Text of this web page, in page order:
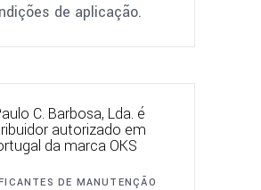
de aplicação.
DE MANUTENÇÃO